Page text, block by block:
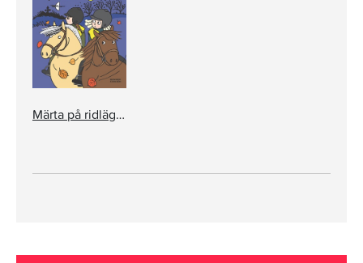
Märta på ridläger (e-bok + ljud)